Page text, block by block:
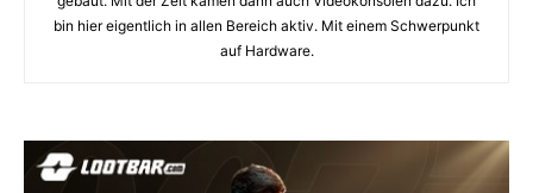
bin hier eigentlich in allen Bereich aktiv. Mit einem Schwerpunkt
auf Hardware.